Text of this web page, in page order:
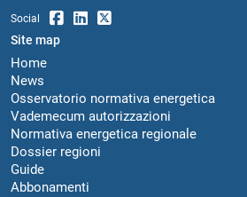
Social
Site map
Home
News
Osservatorio normativa energetica
Vademecum autorizzazioni
Normativa energetica regionale
Dossier regioni
Guide
Abbonamenti